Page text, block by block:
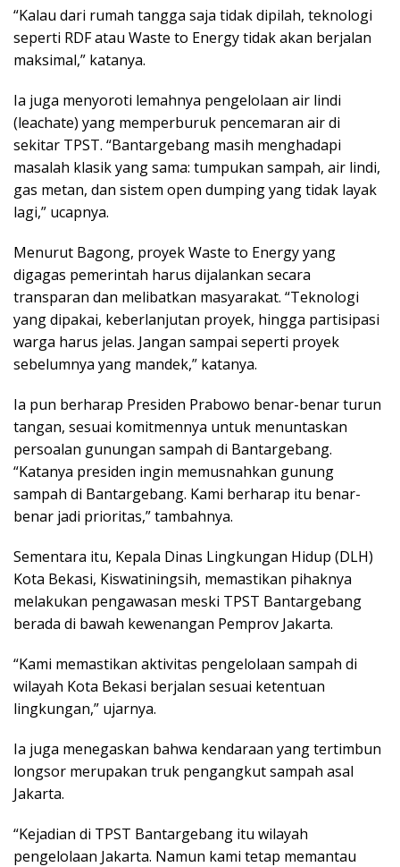
“Kalau dari rumah tangga saja tidak dipilah, teknologi
seperti RDF atau Waste to Energy tidak akan berjalan
maksimal,” katanya.
Ia juga menyoroti lemahnya pengelolaan air lindi
(leachate) yang memperburuk pencemaran air di
sekitar TPST. “Bantargebang masih menghadapi
masalah klasik yang sama: tumpukan sampah, air lindi,
gas metan, dan sistem open dumping yang tidak layak
lagi,” ucapnya.
Menurut Bagong, proyek Waste to Energy yang
digagas pemerintah harus dijalankan secara
transparan dan melibatkan masyarakat. “Teknologi
yang dipakai, keberlanjutan proyek, hingga partisipasi
warga harus jelas. Jangan sampai seperti proyek
sebelumnya yang mandek,” katanya.
Ia pun berharap Presiden Prabowo benar-benar turun
tangan, sesuai komitmennya untuk menuntaskan
persoalan gunungan sampah di Bantargebang.
“Katanya presiden ingin memusnahkan gunung
sampah di Bantargebang. Kami berharap itu benar-
benar jadi prioritas,” tambahnya.
Sementara itu, Kepala Dinas Lingkungan Hidup (DLH)
Kota Bekasi, Kiswatiningsih, memastikan pihaknya
melakukan pengawasan meski TPST Bantargebang
berada di bawah kewenangan Pemprov Jakarta.
“Kami memastikan aktivitas pengelolaan sampah di
wilayah Kota Bekasi berjalan sesuai ketentuan
lingkungan,” ujarnya.
Ia juga menegaskan bahwa kendaraan yang tertimbun
longsor merupakan truk pengangkut sampah asal
Jakarta.
“Kejadian di TPST Bantargebang itu wilayah
pengelolaan Jakarta. Namun kami tetap memantau